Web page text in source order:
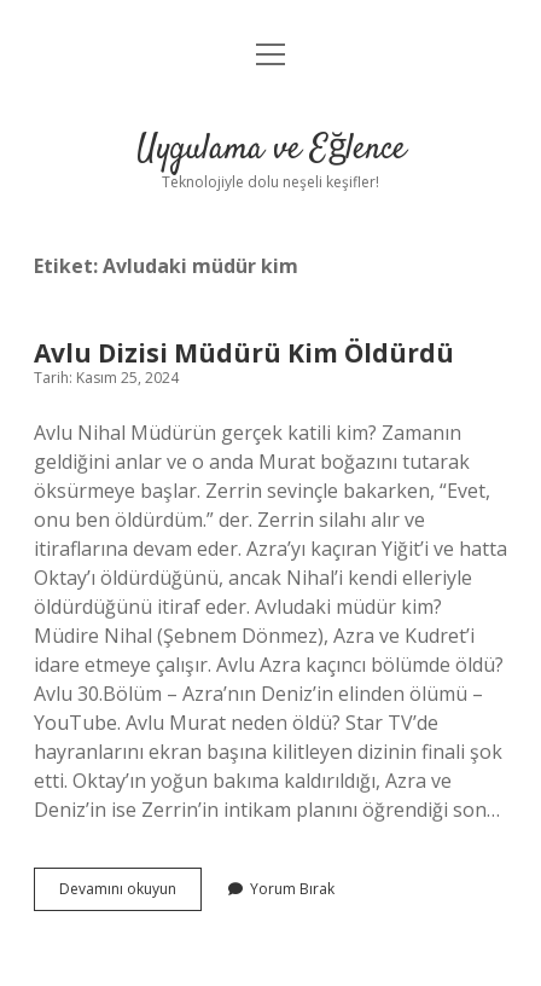
Anasayfa
Yasal Uyarı
menüyü
Uygulama ve Eğlence
Teknolojiyle dolu neşeli keşifler!
Etiket:Avludaki müdür kim
Avlu Dizisi Müdürü Kim Öldürdü
Tarih: Kasım 25, 2024
Avlu Nihal Müdürün gerçek katili kim? Zamanın
geldiğini anlar ve o anda Murat boğazını tutarak
öksürmeye başlar. Zerrin sevinçle bakarken, “Evet,
onu ben öldürdüm.” der. Zerrin silahı alır ve
itiraflarına devam eder. Azra’yı kaçıran Yiğit’i ve hatta
Oktay’ı öldürdüğünü, ancak Nihal’i kendi elleriyle
öldürdüğünü itiraf eder. Avludaki müdür kim?
Müdire Nihal (Şebnem Dönmez), Azra ve Kudret’i
idare etmeye çalışır. Avlu Azra kaçıncı bölümde öldü?
Avlu 30.Bölüm – Azra’nın Deniz’in elinden ölümü –
YouTube. Avlu Murat neden öldü? Star TV’de
hayranlarını ekran başına kilitleyen dizinin finali şok
etti. Oktay’ın yoğun bakıma kaldırıldığı, Azra ve
Deniz’in ise Zerrin’in intikam planını öğrendiği son…
Devamını okuyun
Dizisi
Yorum Bırak